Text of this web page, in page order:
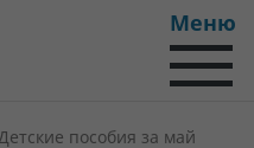
Меню
Детские пособия за май